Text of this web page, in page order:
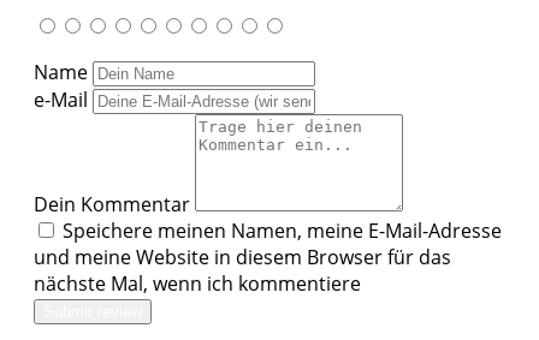
Name
e-Mail
Dein Kommentar
Speichere meinen Namen, meine E-Mail-Adresse
und meine Website in diesem Browser für das
nächste Mal, wenn ich kommentiere